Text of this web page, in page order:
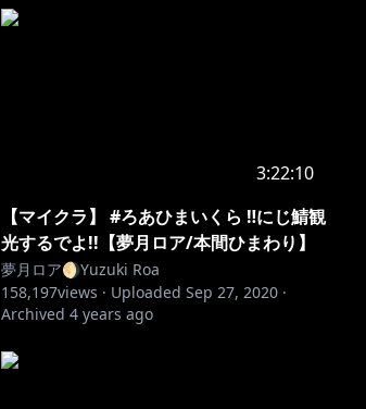
3:22:10
【マイクラ】 #ろあひまいくら ‼にじ鯖観
光するでよ!!【夢月ロア/本間ひまわり】
夢月ロア🌖Yuzuki Roa
158,197views · Uploaded Sep 27, 2020 ·
Archived 4 years ago